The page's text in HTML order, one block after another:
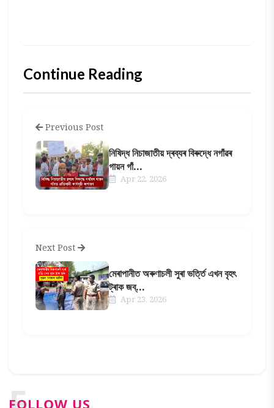
Continue Reading
Previous Post
নিষিদ্ধ নিচাজাতীয় দ্ৰব্যৰ বিৰুদ্ধে নগাঁৱৰ
গায়ন গাঁ...
Apr 22, 2026
Next Post
মেৰাপানীত অৰুণাচলী সুৰা ভৰ্ত্তি এখন বৃহৎ
ট্ৰাক জব্...
Apr 23, 2026
FOLLOW US